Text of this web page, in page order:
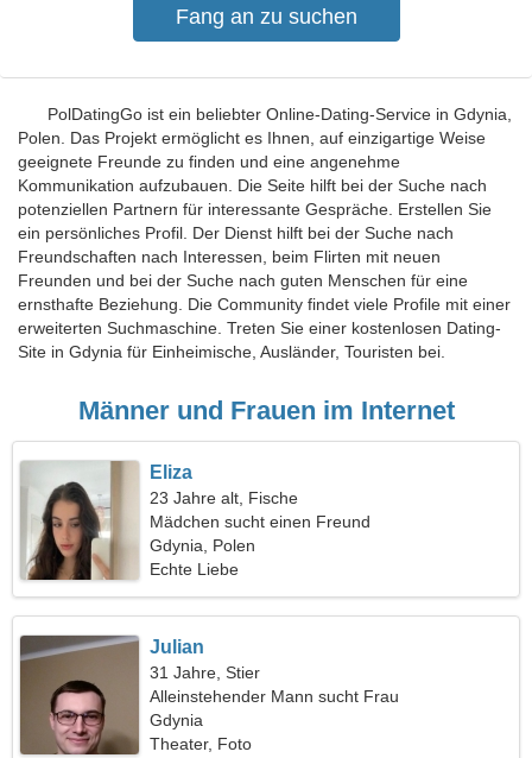
PolDatingGo ist ein beliebter Online-Dating-Service in Gdynia,
Polen. Das Projekt ermöglicht es Ihnen, auf einzigartige Weise
geeignete Freunde zu finden und eine angenehme
Kommunikation aufzubauen. Die Seite hilft bei der Suche nach
potenziellen Partnern für interessante Gespräche. Erstellen Sie
ein persönliches Profil. Der Dienst hilft bei der Suche nach
Freundschaften nach Interessen, beim Flirten mit neuen
Freunden und bei der Suche nach guten Menschen für eine
ernsthafte Beziehung. Die Community findet viele Profile mit einer
erweiterten Suchmaschine. Treten Sie einer kostenlosen Dating-
Site in Gdynia für Einheimische, Ausländer, Touristen bei.
Männer und Frauen im Internet
Eliza
23 Jahre alt, Fische
Mädchen sucht einen Freund
Gdynia, Polen
Echte Liebe
Julian
31 Jahre, Stier
Alleinstehender Mann sucht Frau
Gdynia
Theater, Foto